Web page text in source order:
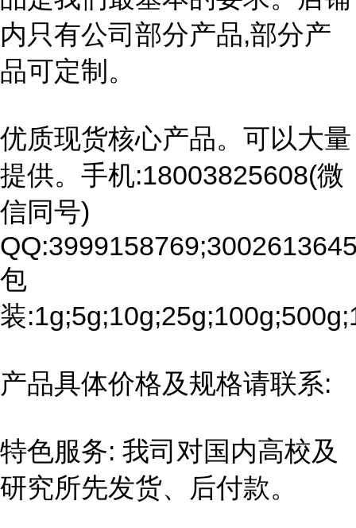
内只有公司部分产品,部分产
品可定制。
优质现货核心产品。可以大量
提供。手机:18003825608(微
信同号)
包
装
产品具体价格及规格请联系:
特色服务: 我司对国内高校及
研究所先发货、后付款。